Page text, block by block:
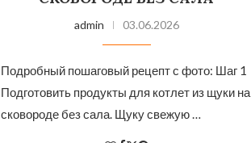
admin 03.06.2026
Подробный пошаговый рецепт с фото: Шаг 1
Подготовить продукты для котлет из щуки на
сковороде без сала. Щуку свежую …